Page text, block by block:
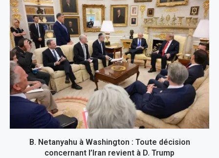
B. Netanyahu à Washington : Toute décision
concernant l’Iran revient à D. Trump